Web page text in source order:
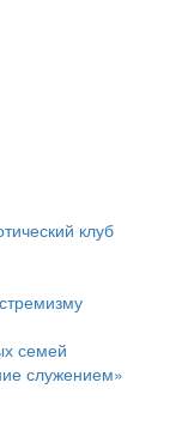
клуб
семей
служением»